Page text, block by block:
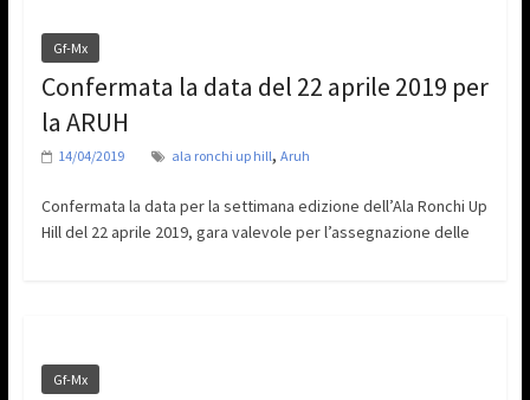
Gf-Mx
Confermata la data del 22 aprile 2019 per
la ARUH
14/04/2019 ala ronchi up hill, Aruh
Confermata la data per la settimana edizione dell’Ala Ronchi Up
Hill del 22 aprile 2019, gara valevole per l’assegnazione delle
Gf-Mx